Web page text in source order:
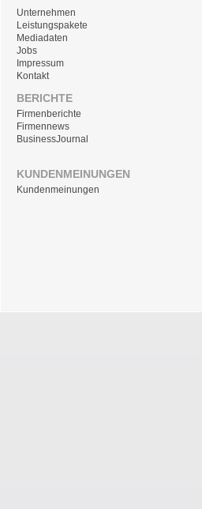
Unternehmen
Leistungspakete
Mediadaten
Jobs
Impressum
Kontakt
BERICHTE
Firmenberichte
Firmennews
BusinessJournal
KUNDENMEINUNGEN
Kundenmeinungen